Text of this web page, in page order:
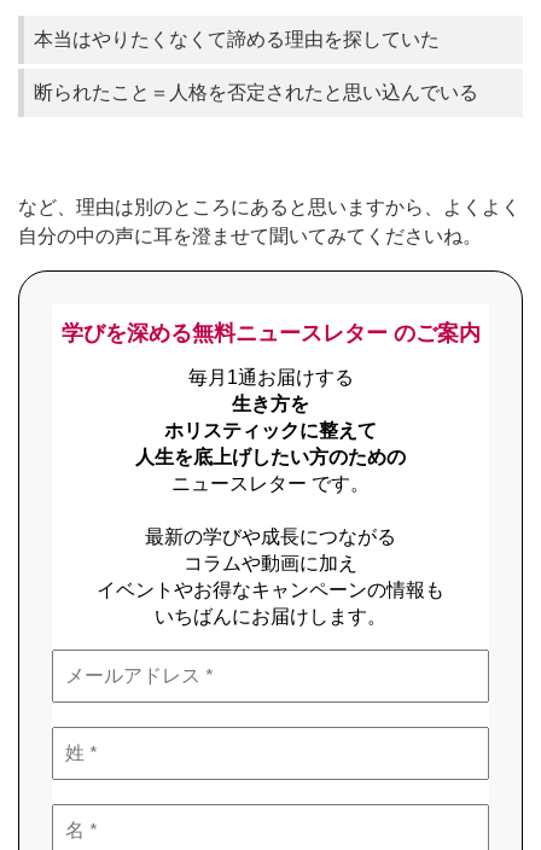
本当はやりたくなくて諦める理由を探していた
断られたこと＝人格を否定されたと思い込んでいる
など、理由は別のところにあると思いますから、よくよく
自分の中の声に耳を澄ませて聞いてみてくださいね。
学びを深める無料ニュースレター のご案内
毎月1通お届けする
生き方を
ホリスティックに整えて
人生を底上げしたい方のための
ニュースレター です。
最新の学びや成長につながる
コラムや動画に加え
イベントやお得なキャンペーンの情報も
いちばんにお届けします。